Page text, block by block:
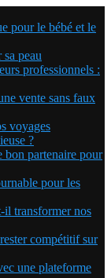
pour le bébé et le
peau
professionnels :
vente sans faux
voyages
?
bon partenaire pour
pour les
il transformer nos
compétitif sur
une plateforme